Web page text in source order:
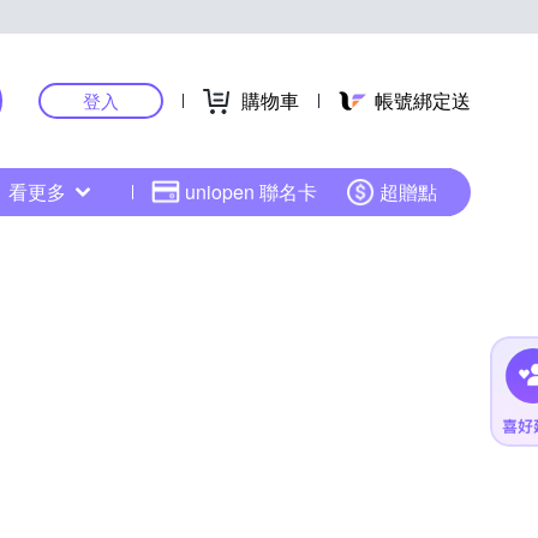
登入 購物車 帳號綁定送
看更多 uniopen 聯名卡 超贈點